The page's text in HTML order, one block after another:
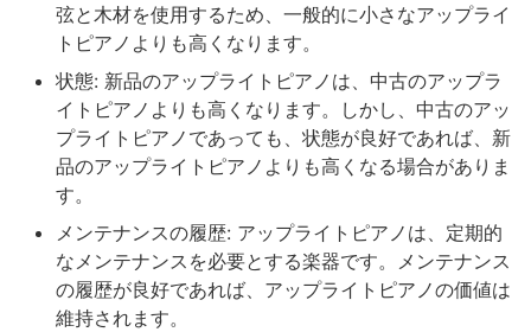
弦と木材を使用するため、一般的に小さなアップライ
トピアノよりも高くなります。
状態: 新品のアップライトピアノは、中古のアップラ
イトピアノよりも高くなります。しかし、中古のアッ
プライトピアノであっても、状態が良好であれば、新
品のアップライトピアノよりも高くなる場合がありま
す。
メンテナンスの履歴: アップライトピアノは、定期的
なメンテナンスを必要とする楽器です。メンテナンス
の履歴が良好であれば、アップライトピアノの価値は
維持されます。